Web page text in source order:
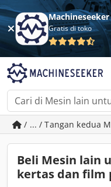
Machineseeker
Gratis di toko
/ ... / Tangan kedua
Beli Mesin lain
kertas dan film